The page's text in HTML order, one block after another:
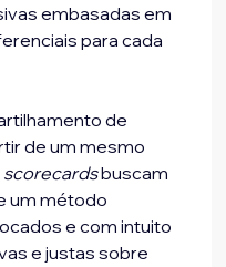
embasadas em
para cada
de
de um mesmo
scorecards buscam
um método
e com intuito
e justas sobre